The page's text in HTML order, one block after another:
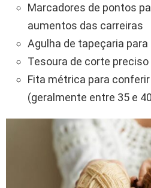
Marcadores de pontos
aumentos das carreiras
Agulha de tapeçaria
Tesoura de corte preciso
Fita métrica para
(geralmente entre 35 e